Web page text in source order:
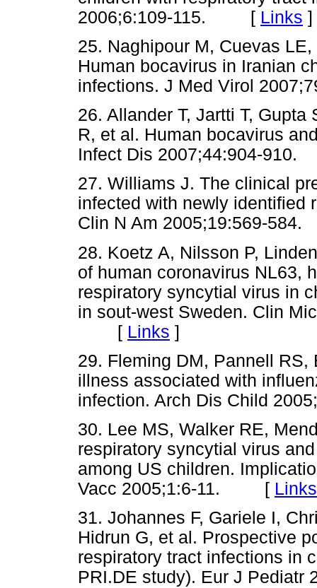
2006;6:109-115. [ Links ]
25. Naghipour M, Cuevas
Human bocavirus in Iranian
infections. J Med Virol
26. Allander T, Jartti T,
R, et al. Human bocavirus
Infect Dis 2007;44:904-
27. Williams J. The clinical
infected with newly identified
Clin N Am 2005;19:569-
28. Koetz A, Nilsson P,
of human coronavirus NL63,
respiratory syncytial virus in
in sout-west Sweden. Clin
[ Links ]
29. Fleming DM, Pannell
illness associated with
infection. Arch Dis Child
30. Lee MS, Walker RE,
respiratory syncytial virus
among US children.
Vacc 2005;1:6-11. [ Links
31. Johannes F, Gariele I,
Hidrun G, et al. Prospective
respiratory tract infections in
PRI.DE study). Eur J